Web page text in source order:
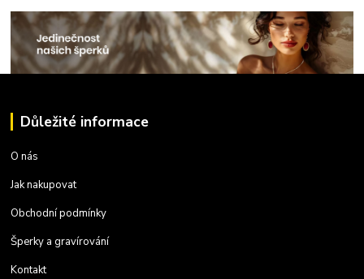
Důležité informace
O nás
Jak nakupovat
Obchodní podmínky
Šperky a gravírování
Kontakt